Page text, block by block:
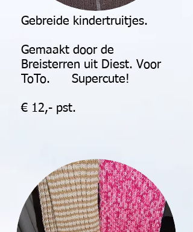
Gebreide kindertruitjes.
Gemaakt door de
Breisterren uit Diest. Voor
ToTo. Supercute!
€ 12,- pst.